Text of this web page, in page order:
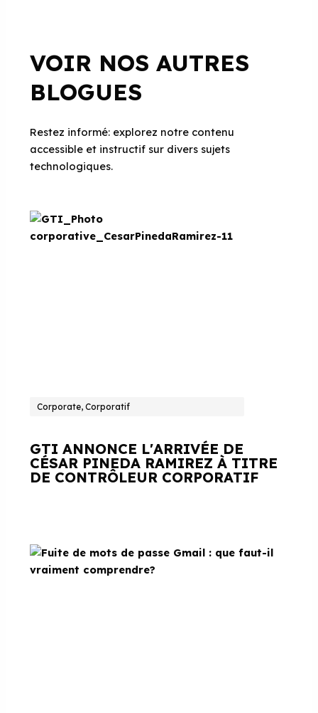
VOIR NOS AUTRES
BLOGUES
Restez informé: explorez notre contenu
accessible et instructif sur divers sujets
technologiques.
Corporate, Corporatif
GTI ANNONCE L'ARRIVÉE DE
CÉSAR PINEDA RAMIREZ À TITRE
DE CONTRÔLEUR CORPORATIF